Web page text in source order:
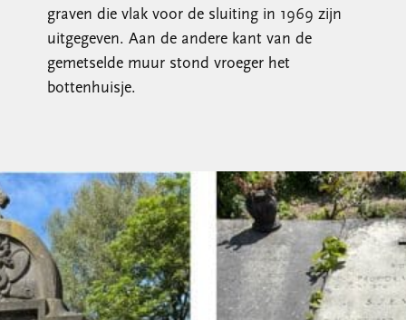
graven die vlak voor de sluiting in 1969 zijn
uitgegeven. Aan de andere kant van de
gemetselde muur stond vroeger het
bottenhuisje.